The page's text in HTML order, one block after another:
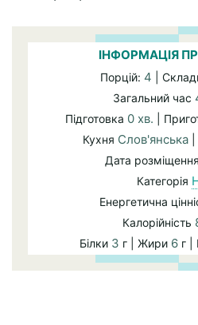
ІНФОРМАЦІЯ
Порцій: 4 |
Загальний час
Підготовка 0 хв. |
Кухня Слов'янська
Дата розміщення
Категорія
Енергетична
Калорійність
Білки 3 г | Жири 6г |